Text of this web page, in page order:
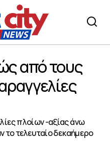
από τους
πλοίων -αξίας άνω
το τελευταίο δεκαήμερο